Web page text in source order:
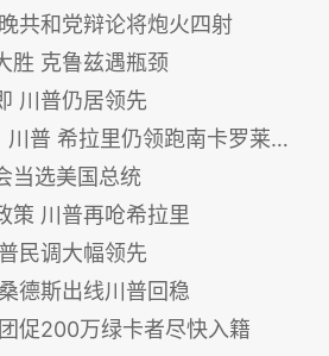
共和党辩论将炮火四射
胜 克鲁兹遇瓶颈
川普仍居领先
普 希拉里仍领跑南卡罗莱纳州
当选美国总统
策 川普再呛希拉里
民调大幅领先
德斯出线川普回稳
促200万绿卡者尽快入籍